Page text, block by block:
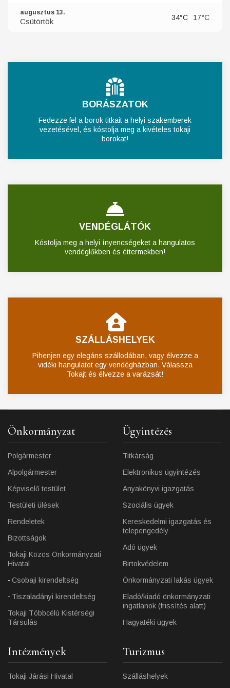
augusztus 13.
Csütörtök 34°C 17°C
BORÁSZATOK
Fedezze fel a borok titkait a helyi szakemberek
vezetésével, és kóstolja meg a kivételes tokaji
borokat!
VENDÉGLÁTÓK
Kóstolja meg a helyi ínyencségeket a hangulatos
vendéglőkben és éttermekben!
SZÁLLÁSHELYEK
Pihenjen egy elegáns szállodában, vagy élvezze a
vidéki hangulatot egy vendégházban. Válassza
Tokajt és élvezze a varázsát!
Önkormányzat
Polgármester
Alpolgármester
Képviselő testület
Testületi ülések
Rendeletek
Bizottságok
Tokaji Közös Önkormányzati
Hivatal
Csobaji kirendeltség
Tiszaladányi kirendeltség
Tokaji Többcélú Kistérségi
Társulás
Ügyintézés
Titkárság
Elektronikus ügyintézés
Anyakönyvi igazgatás
Szociális ügyek
Kereskedelmi igazgatás és
telepengedély
Adó ügyek
Birtokvédelem
Önkormányzati lakás ügyek
Eladó/kiadó önkormányzati
ingatlanok (frissítés alatt)
Hagyatéki ügyek
Intézmények
Tokaji Járási Hivatal
Turizmus
Szálláshelyek